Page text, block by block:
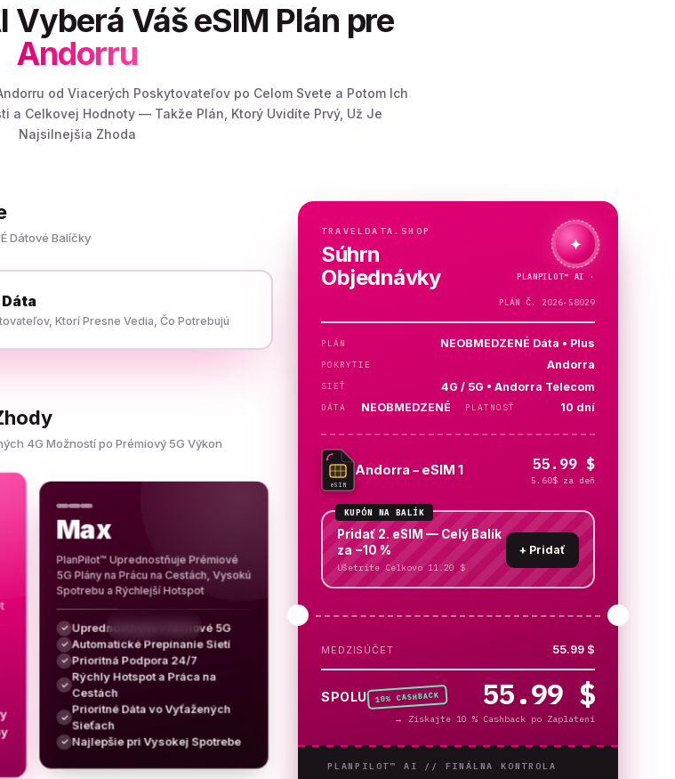
Vyberá Váš eSIM Plán pre
Andorru
od Viacerých Poskytovateľov po Celom Svete a Potom Ich
a Celkovej Hodnoty — Takže Plán, Ktorý Uvidíte Prvý, Už Je
Najsilnejšia Zhoda
Dátové Balíčky
Dáta
Ktorí Presne Vedia, Čo Potrebujú
4G Možností po Prémiový 5G Výkon
Max
PlanPilot™ Uprednostňuje Prémiové
5G Plány na Prácu na Cestách, Vysokú
Spotrebu a Rýchlejší Hotspot
✓ Uprednostnené Prémiové 5G
✓ Automatické Prepínanie Sietí
✓ Prioritná Podpora 24/7
✓
Rýchly Hotspot a Práca na
Cestách
✓
Prioritné Dáta vo Vyťažených
Sieťach
✓ Najlepšie pri Vysokej Spotrebe
TRAVELDATA.SHOP
Súhrn
Objednávky
✦
PLANPILOT™ AI ·
PLÁN Č. 2026-58029
PLÁN NEOBMEDZENÉ Dáta • Plus
POKRYTIE Andorra
SIEŤ 4G / 5G • Andorra Telecom
DÁTA NEOBMEDZENÉ PLATNOSŤ 10 dní
eSIM
Andorra – eSIM 1 55.99 $
5.60$ za deň
KUPÓN NA BALÍK
Pridať 2. eSIM — Celý Balík
za −10 %
Ušetríte Celkovo 11.20 $
+ Pridať
MEDZISÚČET 55.99 $
SPOLU 10% CASHBACK 55.99 $
→ Získajte 10 % Cashback po Zaplatení
PLANPILOT™ AI // FINÁLNA KONTROLA